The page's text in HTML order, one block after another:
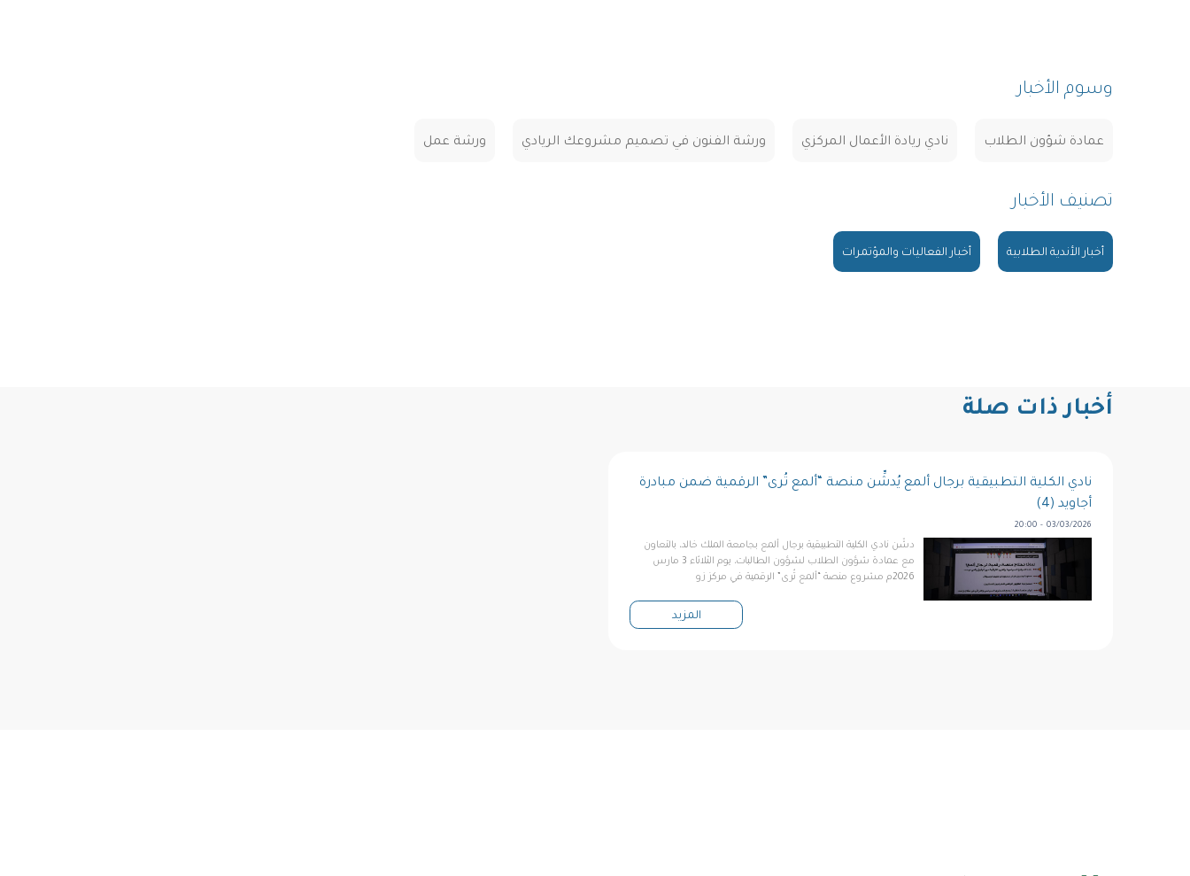
وسوم الأخبار
عمادة شؤون الطلاب نادي ريادة الأعمال المركزي ورشة الفنون في تصميم مشروعك الريادي ورشة عمل
تصنيف الأخبار
أخبار الأندية الطلابية أخبار الفعاليات والمؤتمرات
أخبار ذات صلة
نادي الكلية التطبيقية برجال ألمع يُدشِّن منصة “ألمع تُرى” الرقمية ضمن مبادرة
أجاويد (4)
03/03/2026 - 20:00
دشّن نادي الكلية التطبيقية برجال ألمع بجامعة الملك خالد، بالتعاون
مع عمادة شؤون الطلاب لشؤون الطالبات، يوم الثلاثاء 3 مارس
2026م مشروع منصة “ألمع تُرى” الرقمية في مركز زو
المزيد